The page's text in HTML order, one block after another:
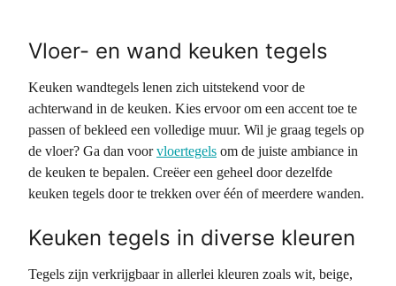
Vloer- en wand keuken tegels
Keuken wandtegels lenen zich uitstekend voor de
achterwand in de keuken. Kies ervoor om een accent toe te
passen of bekleed een volledige muur. Wil je graag tegels op
de vloer? Ga dan voorvloertegels om de juiste ambiance in
de keuken te bepalen. Creëer een geheel door dezelfde
keuken tegels door te trekken over één of meerdere wanden.
Keuken tegels in diverse kleuren
Tegels zijn verkrijgbaar in allerlei kleuren zoals wit, beige,